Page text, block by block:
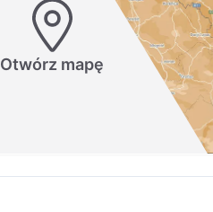
Otwórz mapę